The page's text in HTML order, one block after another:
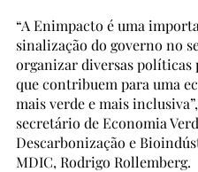
“A Enimpacto é uma
sinalização do governo no
organizar diversas políticas
que contribuem para uma
mais verde e mais
secretário de Economia
Descarbonização e
MDIC, Rodrigo Rollemberg.